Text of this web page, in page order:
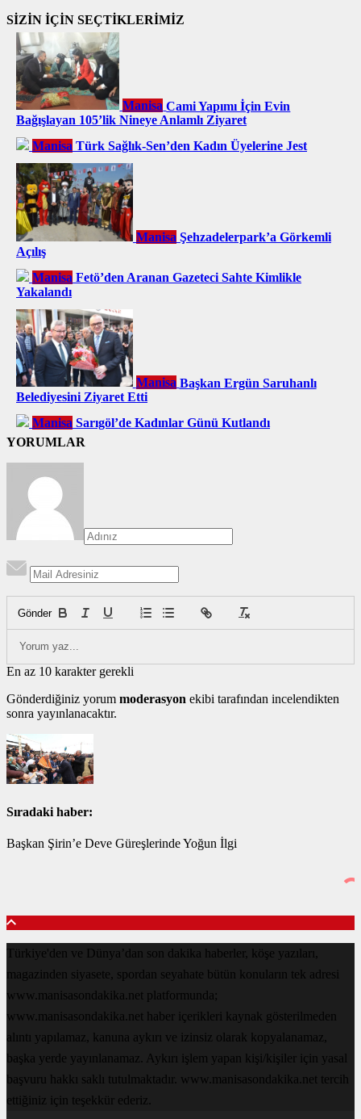
SİZİN İÇİN SEÇTİKLERİMİZ
Manisa Cami Yapımı İçin Evin
Bağışlayan 105’lik Nineye Anlamlı Ziyaret
Manisa Türk Sağlık-Sen’den Kadın Üyelerine Jest
Manisa Şehzadelerpark’a Görkemli
Açılış
Manisa Fetö’den Aranan Gazeteci Sahte Kimlikle
Yakalandı
Manisa Başkan Ergün Saruhanlı
Belediyesini Ziyaret Etti
Manisa Sarıgöl’de Kadınlar Günü Kutlandı
YORUMLAR
Gönder
En az 10 karakter gerekli
Gönderdiğiniz yorum moderasyon ekibi tarafından incelendikten
sonra yayınlanacaktır.
Sıradaki haber:
Başkan Şirin’e Deve Güreşlerinde Yoğun İlgi
Türkiye'den ve Dünya’dan son dakika haberler, köşe yazıları,
magazinden siyasete, spordan seyahate bütün konuların tek adresi
www.manisasondakika.net platformunda;
www.manisasondakika.net haber içerikleri kaynak gösterilmeden
alıntı yapılamaz, kanuna aykırı ve izinsiz olarak kopyalanamaz,
başka yerde yayınlanamaz. Aykırı işlem yapan kişi/kişiler için yasal
başvuru hakkı saklı tutulmaktadır. www.manisasondakika.net tercih
ettiğiniz için teşekkür ederiz.